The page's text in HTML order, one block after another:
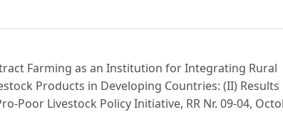
Farming as an Institution for Integrating Rural
Products in Developing Countries: (II) Results
Poor Livestock Policy Initiative, RR Nr. 09-04,